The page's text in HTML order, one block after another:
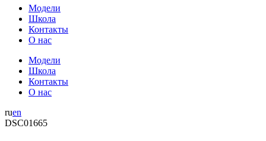
Модели
Школа
Контакты
О нас
Модели
Школа
Контакты
О нас
ruen
DSC01665